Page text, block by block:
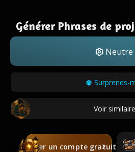
Générer Phrases de
Neutre
Surprends-
Voir similaire
Créer un compte gratuit